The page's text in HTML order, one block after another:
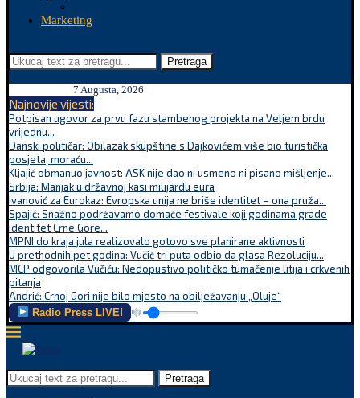
Marketing
Pretraga
7 Augusta, 2026
Najnovije vijesti:
Potpisan ugovor za prvu fazu stambenog projekta na Veljem brdu
vrijednu...
Danski političar: Obilazak skupštine s Dajkovićem više bio turistička
posjeta, moraću...
Kljajić obmanuo javnost: ASK nije dao ni usmeno ni pisano mišljenje...
Srbija: Manjak u državnoj kasi milijardu eura
Ivanović za Eurokaz: Evropska unija ne briše identitet – ona pruža...
Spajić: Snažno podržavamo domaće festivale koji godinama grade
identitet Crne Gore...
MPNI do kraja jula realizovalo gotovo sve planirane aktivnosti
U prethodnih pet godina: Vučić tri puta odbio da glasa Rezoluciju...
MCP odgovorila Vučiću: Nedopustivo političko tumačenje litija i crkvenih
pitanja
Andrić: Crnoj Gori nije bilo mjesto na obilježavanju „Oluje“
Radio Press LIVE!
Pretraga